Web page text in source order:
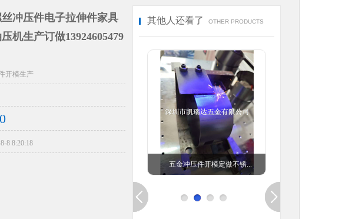
冲压件电子拉伸件家具
机生产订做13924605479
开模生产
8 8:20:18
其他人还看了 OTHER PRODUCTS
五金冲压件开模定做不锈...